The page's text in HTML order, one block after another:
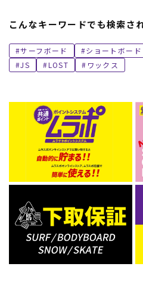
ムラサキスポー
ポイント・クーポン
こんなキーワードでも検索さ
サーフボード ショートボード
JS
LOST ワックス